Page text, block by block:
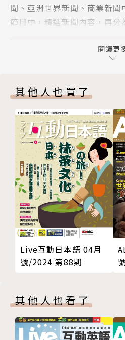
聞、亞洲世界新聞、商業新
節目中，精選新聞內容，再
老師加入背景分析，編寫學
聽懂CNN是很多學習英語的朋
也是國內許多大專院校教授
國人練習英語聽力的最佳選
就是環境，有好的語言學習
N互動英語》讓讀者不用出國
境，用流利英語掌握世界脈動
閱讀更
其他人也買了
Live互動日本語 04月
號/2024 第88期
其他人也看了